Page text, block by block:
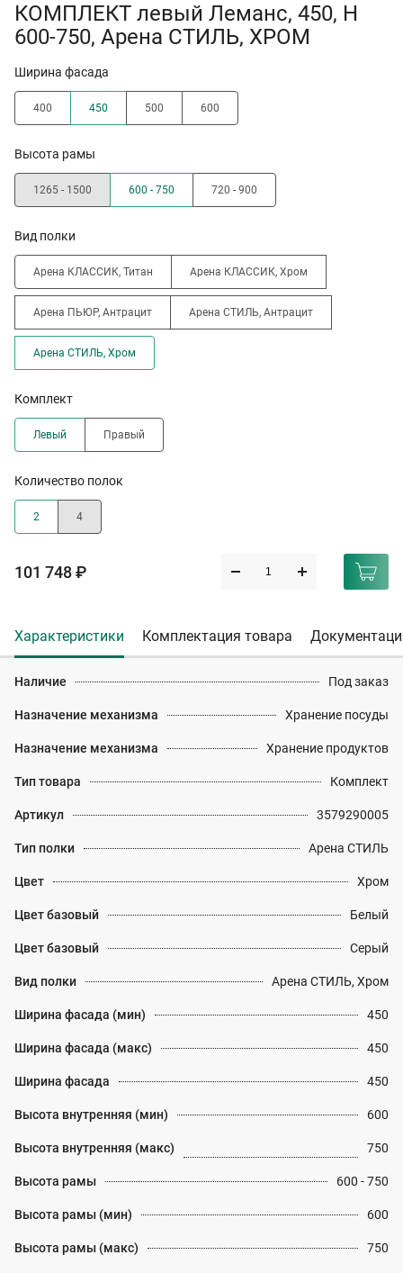
КОМПЛЕКТ левый Леманс, 450, H
600-750, Арена СТИЛЬ, ХРОМ
Ширина фасада
400 450 500 600
Высота рамы
1265 - 1500 600 - 750 720 - 900
Вид полки
Арена КЛАССИК, Титан Арена КЛАССИК, Хром
Арена ПЬЮР, Антрацит Арена СТИЛЬ, Антрацит
Арена СТИЛЬ, Хром
Комплект
Левый Правый
Количество полок
2 4
101 748 ₽
Характеристики Комплектация товара
Наличие Под заказ
Назначение механизма Хранение посуды
Назначение механизма Хранение продуктов
Тип товара Комплект
Артикул 3579290005
Тип полки Арена СТИЛЬ
Цвет Хром
Цвет базовый Белый
Цвет базовый Серый
Вид полки Арена СТИЛЬ, Хром
Ширина фасада (мин) 450
Ширина фасада (макс) 450
Ширина фасада 450
Высота внутренняя (мин) 600
Высота внутренняя (макс) 750
Высота рамы 600 - 750
Высота рамы (мин) 600
Высота рамы (макс) 750